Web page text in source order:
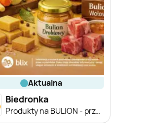
aktualna
Biedronka
Produkty na BULION - przegląd cen